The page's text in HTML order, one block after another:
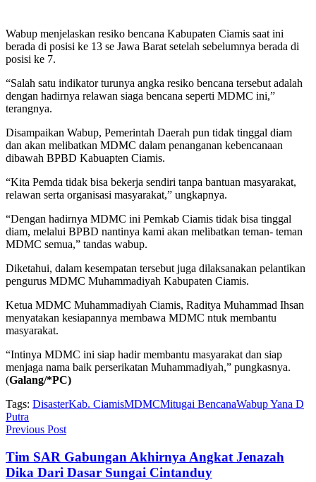
Wabup menjelaskan resiko bencana Kabupaten Ciamis saat ini
berada di posisi ke 13 se Jawa Barat setelah sebelumnya berada di
posisi ke 7.
“Salah satu indikator turunya angka resiko bencana tersebut adalah
dengan hadirnya relawan siaga bencana seperti MDMC ini,”
terangnya.
Disampaikan Wabup, Pemerintah Daerah pun tidak tinggal diam
dan akan melibatkan MDMC dalam penanganan kebencanaan
dibawah BPBD Kabuapten Ciamis.
“Kita Pemda tidak bisa bekerja sendiri tanpa bantuan masyarakat,
relawan serta organisasi masyarakat,” ungkapnya.
“Dengan hadirnya MDMC ini Pemkab Ciamis tidak bisa tinggal
diam, melalui BPBD nantinya kami akan melibatkan teman- teman
MDMC semua,” tandas wabup.
Diketahui, dalam kesempatan tersebut juga dilaksanakan pelantikan
pengurus MDMC Muhammadiyah Kabupaten Ciamis.
Ketua MDMC Muhammadiyah Ciamis, Raditya Muhammad Ihsan
menyatakan kesiapannya membawa MDMC ntuk membantu
masyarakat.
“Intinya MDMC ini siap hadir membantu masyarakat dan siap
menjaga nama baik perserikatan Muhammadiyah,” pungkasnya.
(Galang/*PC)
Tags: DisasterKab. CiamisMDMCMitugai BencanaWabup Yana D
Putra
Previous Post
Tim SAR Gabungan Akhirnya Angkat Jenazah
Dika Dari Dasar Sungai Cintanduy